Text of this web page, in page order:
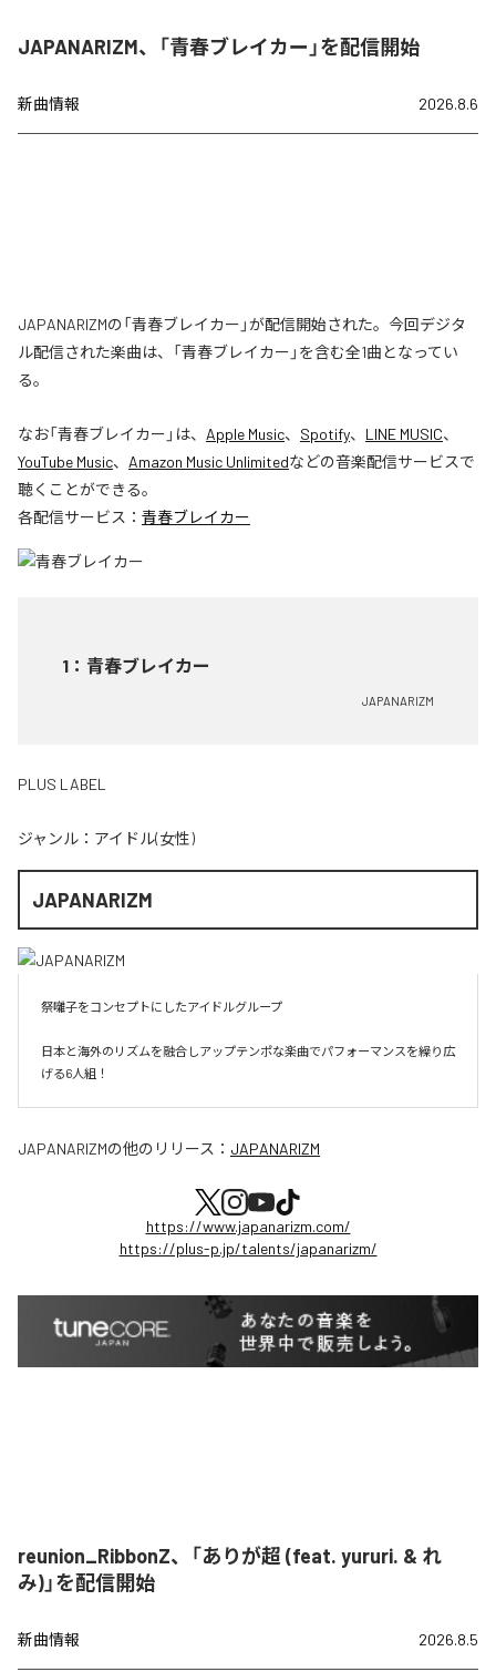
JAPANARIZM、「青春ブレイカー」を配信開始
新曲情報 2026.8.6
JAPANARIZMの「青春ブレイカー」が配信開始された。今回デジタ
ル配信された楽曲は、「青春ブレイカー」を含む全1曲となってい
る。
なお「青春ブレイカー 」は、 Apple Music、 Spotify、 LINE MUSIC、
YouTube Music、 Amazon Music Unlimitedなどの音楽配信サービスで
聴くことができる。
各配信サービス： 青春ブレイカー
1 ： 青春ブレイカー
JAPANARIZM
PLUS LABEL
ジャンル： アイドル(女性)
JAPANARIZM
祭囃子をコンセプトにしたアイドルグループ
日本と海外のリズムを融合しアップテンポな楽曲でパフォーマンスを繰り広
げる6人組！
JAPANARIZMの他のリリース： JAPANARIZM
https://www.japanarizm.com/
https://plus-p.jp/talents/japanarizm/
reunion_RibbonZ、「ありが超 (feat. yururi. & れ
み)」を配信開始
新曲情報 2026.8.5